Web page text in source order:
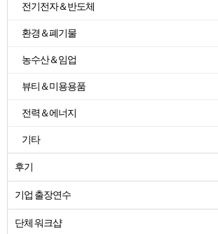
전기전자＆반도체
환경＆폐기물
농수산＆임업
뷰티＆미용용품
전력＆에너지
기타
후기
기업 출장연수
단체 워크샵